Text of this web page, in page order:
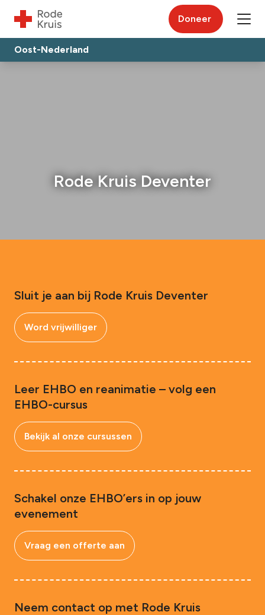
Doneer
Oost-Nederland
Rode Kruis Deventer
Sluit je aan bij Rode Kruis Deventer
Word vrijwilliger
Leer EHBO en reanimatie – volg een
EHBO-cursus
Bekijk al onze cursussen
Schakel onze EHBO’ers in op jouw
evenement
Vraag een offerte aan
Neem contact op met Rode Kruis